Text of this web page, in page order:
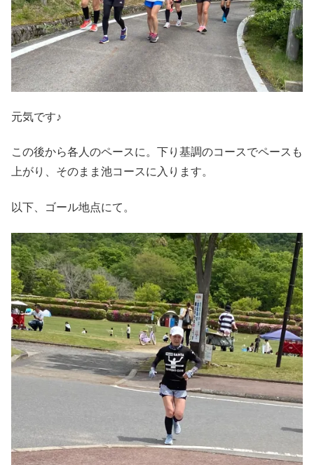
元気です♪
この後から各人のペースに。下り基調のコースでペースも
上がり、そのまま池コースに入ります。
以下、ゴール地点にて。